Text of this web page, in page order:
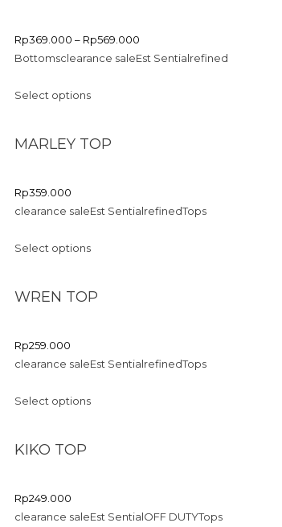
Rp369.000 – Rp569.000
Bottomsclearance saleEst Sentialrefined
Select options
MARLEY TOP
Rp359.000
clearance saleEst SentialrefinedTops
Select options
WREN TOP
Rp259.000
clearance saleEst SentialrefinedTops
Select options
KIKO TOP
Rp249.000
clearance saleEst SentialOFF DUTYTops